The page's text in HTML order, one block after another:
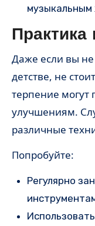
Практика
Даже если вы
детстве, не
терпение могут
улучшениям.
различные
Попробуйте:
Регулярно